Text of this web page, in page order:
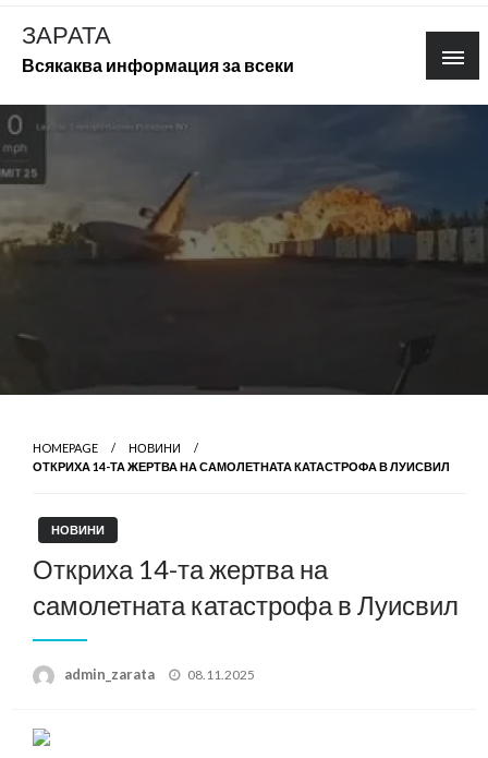
Skip
content
ЗАРАТА
Всякаква информация за всеки
HOMEPAGE
НОВИНИ
ОТКРИХА 14-ТА ЖЕРТВА НА САМОЛЕТНАТА КАТАСТРОФА В ЛУИСВИЛ
НОВИНИ
Откриха 14-та жертва на
самолетната катастрофа в Луисвил
admin_zarata
Posted
08.11.2025